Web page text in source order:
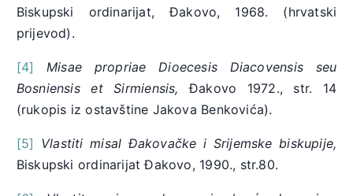
Biskupski ordinarijat, Đakovo, 1968. (hrvatski
prijevod).
[4]
Misae propriae Dioecesis Diacovensis seu
Bosniensis et Sirmiensis,Đakovo 1972., str. 14
(rukopis iz ostavštine Jakova Benkovića).
[5] Vlastiti misal Đakovačke i Srijemske biskupije,
Biskupski ordinarijat Đakovo, 1990., str.80.